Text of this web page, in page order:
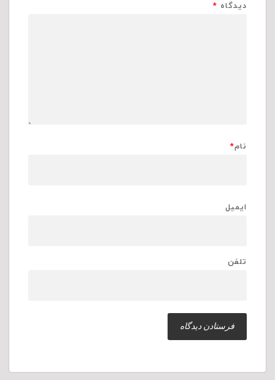
دیدگاه *
نام*
ایمیل
تلفن